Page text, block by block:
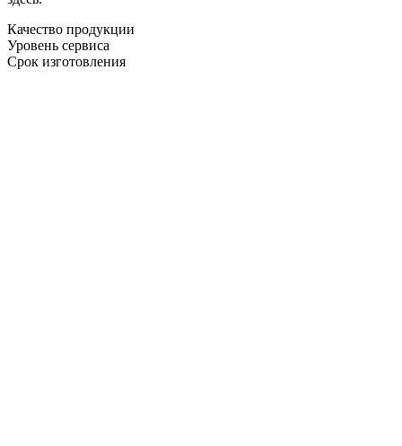
Качество продукции
Уровень сервиса
Срок изготовления